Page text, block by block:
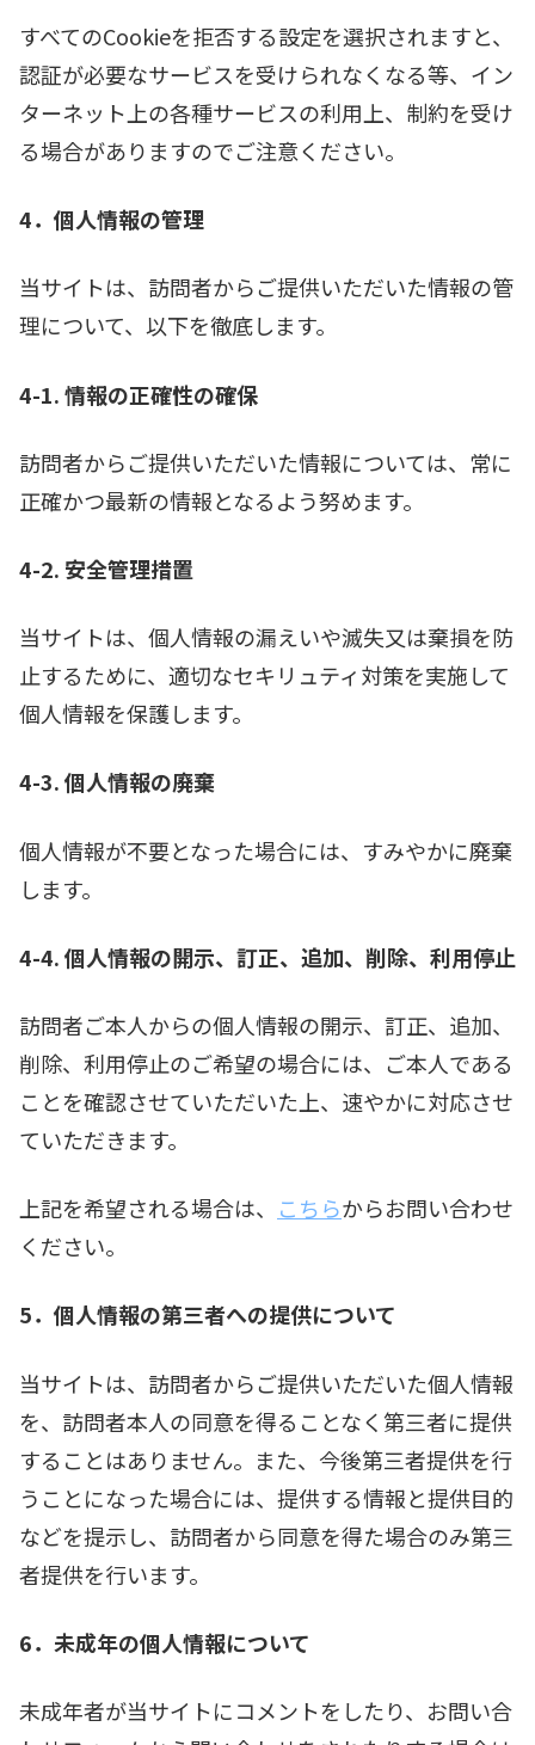
すべてのCookieを拒否する設定を選択されますと、
認証が必要なサービスを受けられなくなる等、イン
ターネット上の各種サービスの利用上、制約を受け
る場合がありますのでご注意ください。
4．個人情報の管理
当サイトは、訪問者からご提供いただいた情報の管
理について、以下を徹底します。
4-1. 情報の正確性の確保
訪問者からご提供いただいた情報については、常に
正確かつ最新の情報となるよう努めます。
4-2. 安全管理措置
当サイトは、個人情報の漏えいや滅失又は棄損を防
止するために、適切なセキリュティ対策を実施して
個人情報を保護します。
4-3. 個人情報の廃棄
個人情報が不要となった場合には、すみやかに廃棄
します。
4-4. 個人情報の開示、訂正、追加、削除、利用停止
訪問者ご本人からの個人情報の開示、訂正、追加、
削除、利用停止のご希望の場合には、ご本人である
ことを確認させていただいた上、速やかに対応させ
ていただきます。
上記を希望される場合は、 こちらからお問い合わせ
ください。
5．個人情報の第三者への提供について
当サイトは、訪問者からご提供いただいた個人情報
を、訪問者本人の同意を得ることなく第三者に提供
することはありません。また、今後第三者提供を行
うことになった場合には、提供する情報と提供目的
などを提示し、訪問者から同意を得た場合のみ第三
者提供を行います。
6．未成年の個人情報について
未成年者が当サイトにコメントをしたり、お問い合